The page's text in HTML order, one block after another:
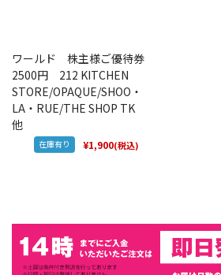
ワールド 株主様ご優待券
2500円 212 KITCHEN
STORE/OPAQUE/SHOO・
LA・RUE/THE SHOP TK
他
在庫有り ¥1,900(税込)